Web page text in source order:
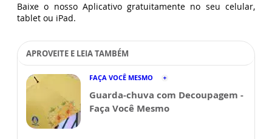
Baixe o nosso Aplicativo gratuitamente no seu celular,
tablet ou iPad.
APROVEITE E LEIA TAMBÉM
FAÇA VOCÊ MESMO
Guarda-chuva com Decoupagem -
Faça Você Mesmo